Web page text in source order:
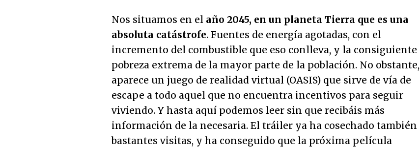
Nos situamos en el año 2045, en un planeta Tierra que es una
absoluta catástrofe. Fuentes de energía agotadas, con el
incremento del combustible que eso conlleva, y la consiguiente
pobreza extrema de la mayor parte de la población. No obstante,
aparece un juego de realidad virtual (OASIS) que sirve de vía de
escape a todo aquel que no encuentra incentivos para seguir
viviendo. Y hasta aquí podemos leer sin que recibáis más
información de la necesaria. El tráiler ya ha cosechado también
bastantes visitas, y ha conseguido que la próxima película